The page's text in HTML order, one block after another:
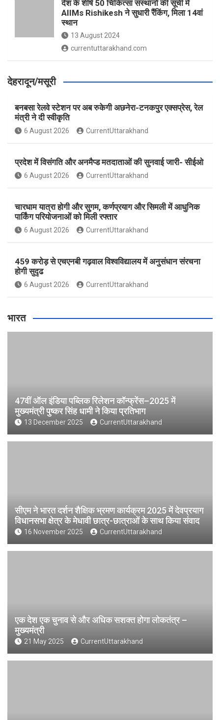
देश के शीर्ष 50 चिकित्सा संस्थानों की सूची में
AIIMs Rishikesh ने सुधारी रैंकिंग, मिला 14वां
स्थान
13 August 2024
currentuttarakhand.com
देहरादून/मसूरी
बनबसा रेलवे स्टेशन पर अब रुकेगी अछनेरा-टनकपुर एक्सप्रेस, रेल
मंत्री ने दी स्वीकृति
6 August 2026 CurrentUttarakhand
प्रदेश में विसंगति और अनमैप्ड मतदाताओं की सुनवाई जारी- सीईओ
6 August 2026 CurrentUttarakhand
चारधाम यात्रा होगी और सुगम, कर्णप्रयाग और सिमली में आधुनिक
पार्किंग परियोजनाओं को मिली रफ्तार
6 August 2026 CurrentUttarakhand
459 करोड़ से एचएनबी गढ़वाल विश्वविद्यालय में अनुसंधान संरचना
होगी सुदृढ
6 August 2026 CurrentUttarakhand
भारत
47वीं ऑल इंडिया पब्लिक रिलेशन कॉन्फ्रेंस–2025 में
मुख्यमंत्री पुष्कर सिंह धामी ने किया प्रतिभाग
13 December 2025 CurrentUttarakhand
सीएम ने भारत दर्शन शैक्षिक भ्रमण कार्यक्रम 2025 में देवप्रयाग
विधानसभा क्षेत्र के मेधावी छात्र-छात्राओं के साथ किया संवाद
16 November 2025 CurrentUttarakhand
एक देश एक चुनाव से और अधिक सशक्त होगा लोकतंत्र –
मुख्यमंत्री
21 May 2025 CurrentUttarakhand